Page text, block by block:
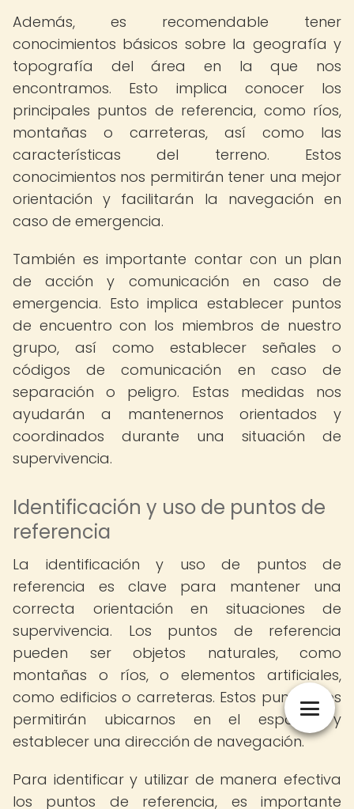
Además, es recomendable tener
conocimientos básicos sobre la geografía y
topografía del área en la que nos
encontramos. Esto implica conocer los
principales puntos de referencia, como ríos,
montañas o carreteras, así como las
características del terreno. Estos
conocimientos nos permitirán tener una mejor
orientación y facilitarán la navegación en
caso de emergencia.
También es importante contar con un plan
de acción y comunicación en caso de
emergencia. Esto implica establecer puntos
de encuentro con los miembros de nuestro
grupo, así como establecer señales o
códigos de comunicación en caso de
separación o peligro. Estas medidas nos
ayudarán a mantenernos orientados y
coordinados durante una situación de
supervivencia.
Identificación y uso de puntos de
referencia
La identificación y uso de puntos de
referencia es clave para mantener una
correcta orientación en situaciones de
supervivencia. Los puntos de referencia
pueden ser objetos naturales, como
montañas o ríos, o elementos artificiales,
como edificios o carreteras. Estos puntos nos
permitirán ubicarnos en el espacio y
establecer una dirección de navegación.
Para identificar y utilizar de manera efectiva
los puntos de referencia, es importante